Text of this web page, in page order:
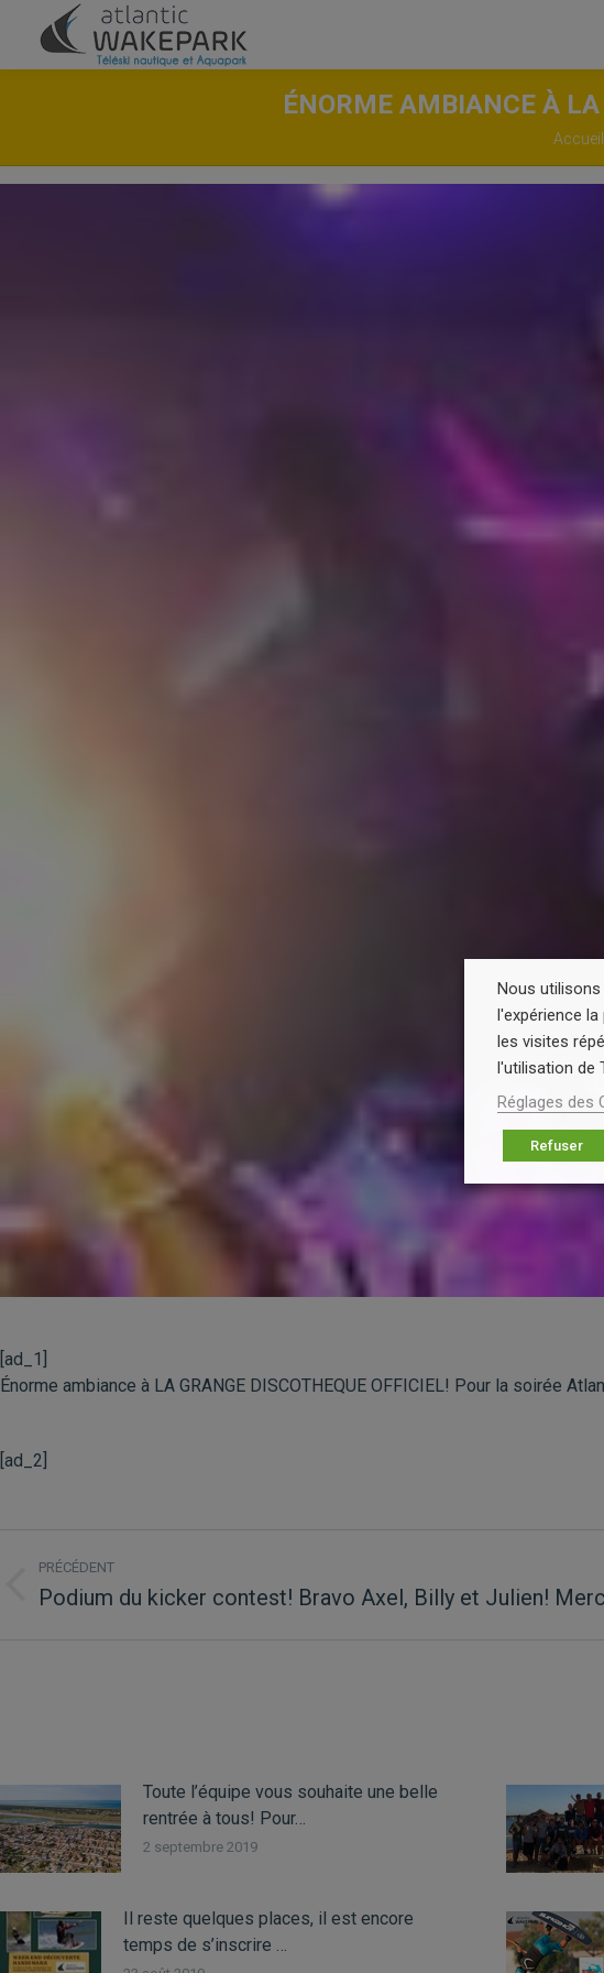
ÉNORME AMBIANCE À
Vous
Accueil
[ad_1]
Énorme ambiance à LA GRANGE DISCOTHEQUE OFFICIEL! Pour la soirée
[ad_2]
NAVIGATION
ARTICLE
PRÉCÉDENT
Article
Podium du kicker contest! Bravo Axel, Billy et Julien!
Toute l’équipe vous souhaite une belle
rentrée à tous! Pour…
2 septembre 2019
Il reste quelques places, il est encore
temps de s’inscrire …
Nous
l'expérience
les visites
l'utilisation de
Réglages des
Refuser